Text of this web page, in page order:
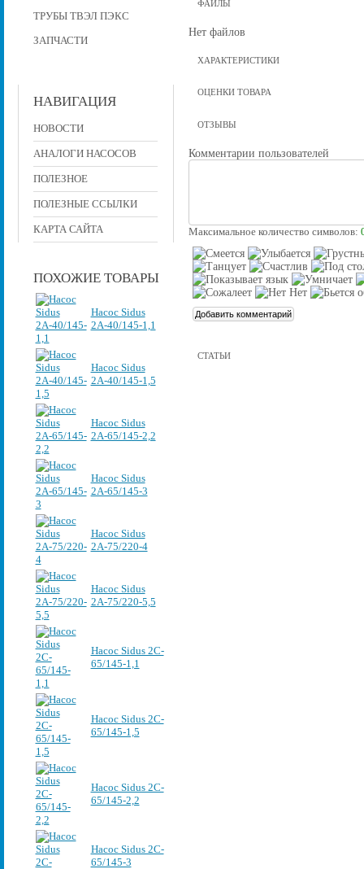
ТРУБЫ ТВЭЛ ПЭКС
ЗАПЧАСТИ
НАВИГАЦИЯ
НОВОСТИ
АНАЛОГИ НАСОСОВ
ПОЛЕЗНОЕ
ПОЛЕЗНЫЕ ССЫЛКИ
КАРТА САЙТА
ПОХОЖИЕ ТОВАРЫ
Насос Sidus
2А-40/145-1,1
Насос Sidus
2А-40/145-1,5
Насос Sidus
2А-65/145-2,2
Насос Sidus
2А-65/145-3
Насос Sidus
2А-75/220-4
Насос Sidus
2А-75/220-5,5
Насос Sidus 2C-
65/145-1,1
Насос Sidus 2C-
65/145-1,5
Насос Sidus 2C-
65/145-2,2
Насос Sidus 2C-
65/145-3
ФАЙЛЫ
Нет файлов
ХАРАКТЕРИСТИКИ
ОЦЕНКИ ТОВАРА
ОТЗЫВЫ
Комментарии пользователей
Максимальное количество символов:
СТАТЬИ